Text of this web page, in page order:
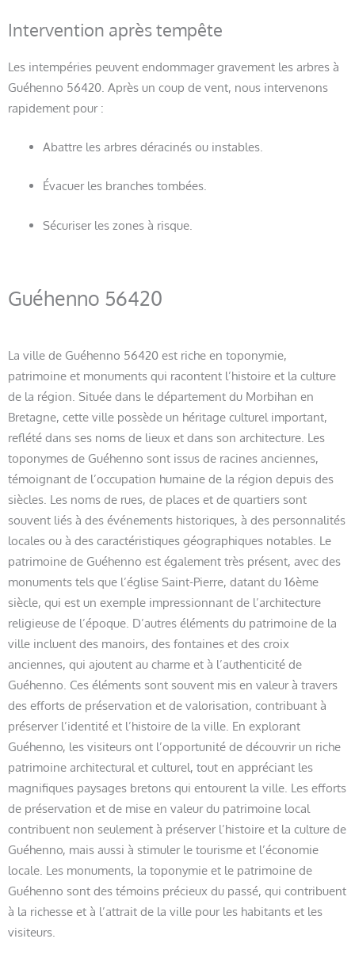
Intervention après tempête
Les intempéries peuvent endommager gravement les arbres à
Guéhenno 56420. Après un coup de vent, nous intervenons
rapidement pour :
Abattre les arbres déracinés ou instables.
Évacuer les branches tombées.
Sécuriser les zones à risque.
Guéhenno 56420
La ville de Guéhenno 56420 est riche en toponymie,
patrimoine et monuments qui racontent l’histoire et la culture
de la région. Située dans le département du Morbihan en
Bretagne, cette ville possède un héritage culturel important,
reflété dans ses noms de lieux et dans son architecture. Les
toponymes de Guéhenno sont issus de racines anciennes,
témoignant de l’occupation humaine de la région depuis des
siècles. Les noms de rues, de places et de quartiers sont
souvent liés à des événements historiques, à des personnalités
locales ou à des caractéristiques géographiques notables. Le
patrimoine de Guéhenno est également très présent, avec des
monuments tels que l’église Saint-Pierre, datant du 16ème
siècle, qui est un exemple impressionnant de l’architecture
religieuse de l’époque. D’autres éléments du patrimoine de la
ville incluent des manoirs, des fontaines et des croix
anciennes, qui ajoutent au charme et à l’authenticité de
Guéhenno. Ces éléments sont souvent mis en valeur à travers
des efforts de préservation et de valorisation, contribuant à
préserver l’identité et l’histoire de la ville. En explorant
Guéhenno, les visiteurs ont l’opportunité de découvrir un riche
patrimoine architectural et culturel, tout en appréciant les
magnifiques paysages bretons qui entourent la ville. Les efforts
de préservation et de mise en valeur du patrimoine local
contribuent non seulement à préserver l’histoire et la culture de
Guéhenno, mais aussi à stimuler le tourisme et l’économie
locale. Les monuments, la toponymie et le patrimoine de
Guéhenno sont des témoins précieux du passé, qui contribuent
à la richesse et à l’attrait de la ville pour les habitants et les
visiteurs.